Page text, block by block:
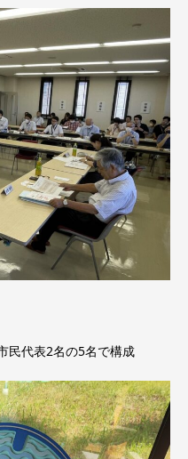
民代表2名の5名で構成